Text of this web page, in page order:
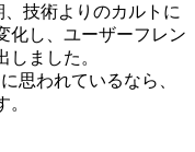
技術よりのカルトに
化し、ユーザーフレン
しました。
思われているなら、